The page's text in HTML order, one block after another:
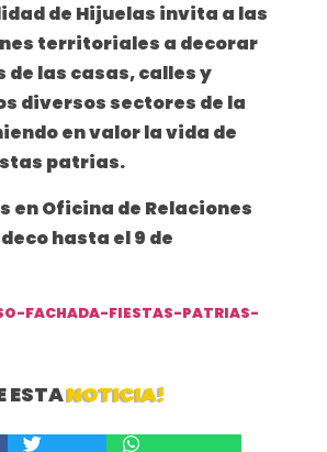
de Hijuelas invita a las
territoriales a decorar
de las casas, calles y
diversos sectores de la
en valor la vida de
patrias.
en Oficina de Relaciones
hasta el 9 de
FACHADA-FIESTAS-PATRIAS-
ESTANOTICIA!